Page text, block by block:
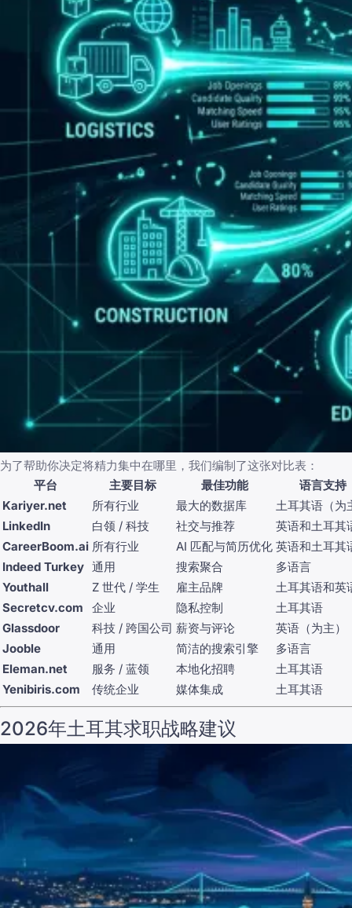
为了帮助你决定将精力集中在哪里，我们编制了这张对比表：
平台
主要目标 最佳功能
语言支持
Kariyer.net
所有行业 最大的数据库
土耳其语（为
LinkedIn
白领 / 科技 社交与推荐
英语和土耳其
CareerBoom.ai 所有行业 AI 匹配与简历优化 英语和土耳其
Indeed Turkey 通用 搜索聚合
多语言
Youthall
Z 世代 / 学生 雇主品牌
土耳其语和英
Secretcv.com
企业 隐私控制
土耳其语
Glassdoor
科技 / 跨国公司 薪资与评论
英语（为主）
Jooble
通用 简洁的搜索引擎
多语言
Eleman.net
服务 / 蓝领 本地化招聘
土耳其语
Yenibiris.com
传统企业 媒体集成 土耳其语
2026年土耳其求职战略建议